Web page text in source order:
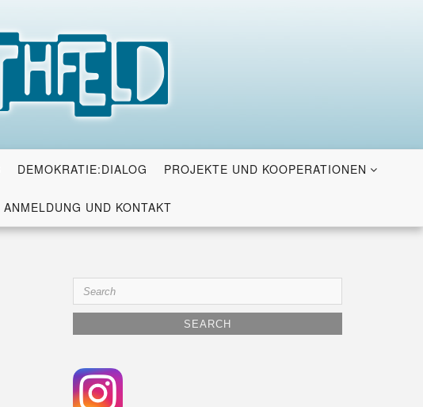
DEMOKRATIE:DIALOG PROJEKTE UND KOOPERATIONEN
ANMELDUNG UND KONTAKT
Search
for: